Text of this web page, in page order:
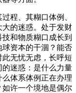
程、其糊口体例、
的迷惑。处于发财
和物质糊口成长到
资本的干涸？能否
无忧无虑，长呼短
迷惑：是什么力量
体系体例正在办理
许一个境地是偶尔